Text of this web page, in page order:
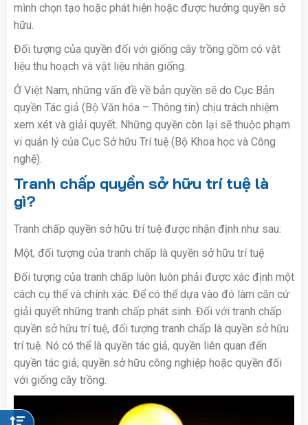
mình chọn tạo hoặc phát hiện hoặc được hưởng quyền sở
hữu.
Đối tượng của quyền đối với giống cây trồng gồm có vật
liệu thu hoạch và vật liệu nhân giống.
Ở Việt Nam, những vấn đề về bản quyền sẽ do Cục Bản
quyền Tác giả (Bộ Văn hóa – Thông tin) chịu trách nhiệm
xem xét và giải quyết. Những quyền còn lại sẽ thuộc phạm
vi quản lý của Cục Sở hữu Trí tuệ (Bộ Khoa học và Công
nghệ).
Tranh chấp quyền sở hữu trí tuệ là
gì?
Tranh chấp quyền sở hữu trí tuệ được nhận định như sau:
Một, đối tượng của tranh chấp là quyền sở hữu trí tuệ
Đối tượng của tranh chấp luôn luôn phải được xác định một
cách cụ thể và chính xác. Để có thể dựa vào đó làm căn cứ
giải quyết những tranh chấp phát sinh. Đối với tranh chấp
quyền sở hữu trí tuệ, đối tượng tranh chấp là quyền sở hữu
trí tuệ. Nó có thể là quyền tác giả, quyền liên quan đến
quyền tác giả; quyền sở hữu công nghiệp hoặc quyền đối
với giống cây trồng.